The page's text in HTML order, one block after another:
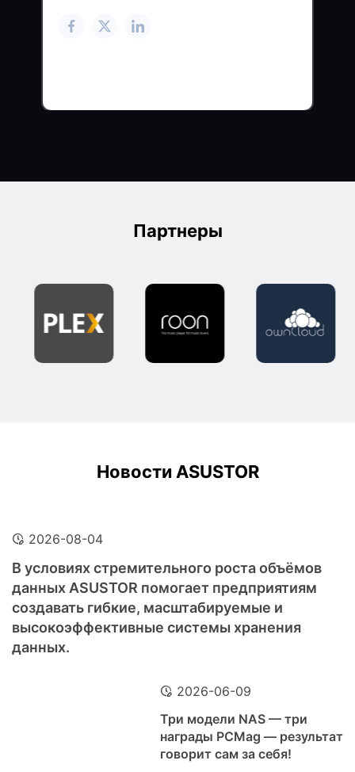
Партнеры
Новости ASUSTOR
2026-08-04
В условиях стремительного роста объёмов
данных ASUSTOR помогает предприятиям
создавать гибкие, масштабируемые и
высокоэффективные системы хранения
данных.
2026-06-09
Три модели NAS — три
награды PCMag — результат
говорит сам за себя!